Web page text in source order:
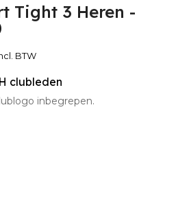
Tight 3 Heren -
BTW
clubleden
inbegrepen.
niet omgeruild worden.